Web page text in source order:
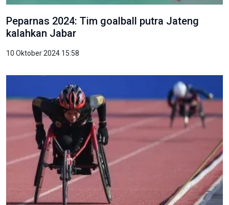
Peparnas 2024: Tim goalball putra Jateng
kalahkan Jabar
10 Oktober 2024 15:58